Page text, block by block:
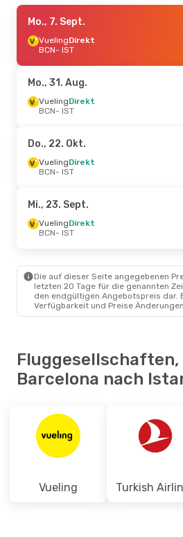
Mo., 7. Sept.
VuelingDirekt
BCN- IST
Mo., 31. Aug.
VuelingDirekt
BCN- IST
Do., 22. Okt.
VuelingDirekt
BCN- IST
Mi., 23. Sept.
VuelingDirekt
BCN- IST
Die auf dieser Seite angegebenen
letzten 20 Tage für die genannten
den endgültigen Angebotspreis dar.
Verfügbarkeit und Preise
Fluggesellschaften,
Barcelona nach
Vueling Turkish